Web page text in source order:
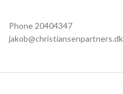
Phone 20404347
jakob@christiansenpartners.dk